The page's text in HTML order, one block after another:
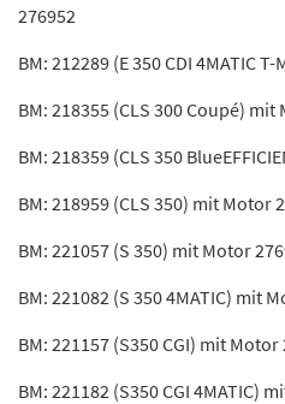
276952
BM: 212289 (E 350 CDI 4MATIC
BM: 218355 (CLS 300 Coupé) mit
BM: 218359 (CLS 350
BM: 218959 (CLS 350) mit Motor
BM: 221057 (S 350) mit Motor
BM: 221082 (S 350 4MATIC) mit
BM: 221157 (S350 CGI) mit Motor
BM: 221182 (S350 CGI 4MATIC)